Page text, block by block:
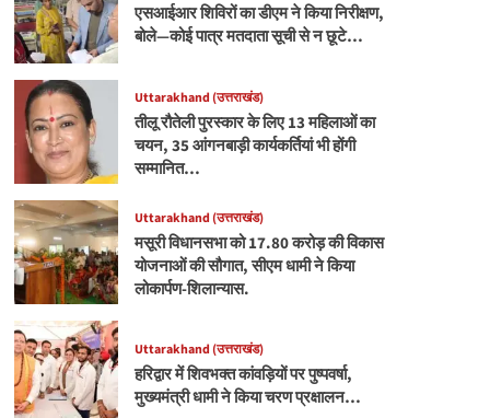
एसआईआर शिविरों का डीएम ने किया निरीक्षण,
बोले—कोई पात्र मतदाता सूची से न छूटे…
Uttarakhand (उत्तराखंड)
तीलू रौतेली पुरस्कार के लिए 13 महिलाओं का
चयन, 35 आंगनबाड़ी कार्यकर्तियां भी होंगी
सम्मानित…
Uttarakhand (उत्तराखंड)
मसूरी विधानसभा को 17.80 करोड़ की विकास
योजनाओं की सौगात, सीएम धामी ने किया
लोकार्पण-शिलान्यास.
Uttarakhand (उत्तराखंड)
हरिद्वार में शिवभक्त कांवड़ियों पर पुष्पवर्षा,
मुख्यमंत्री धामी ने किया चरण प्रक्षालन…